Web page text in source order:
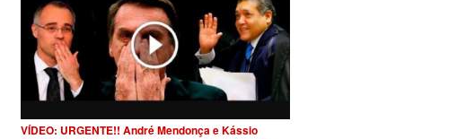
VÍDEO: URGENTE!! André Mendonça e Kássio